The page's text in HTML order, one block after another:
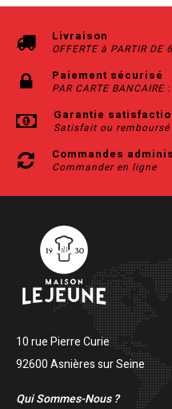
Livraison
OFFERTE à PARTIR DE
Paiement sécurisé
PAR CARTE
Garantie
Satisfait ou remboursé
Commandes
Commander en ligne
10 rue Pierre Curie
92600 Asnières sur Seine
Qui Sommes-Nous ?